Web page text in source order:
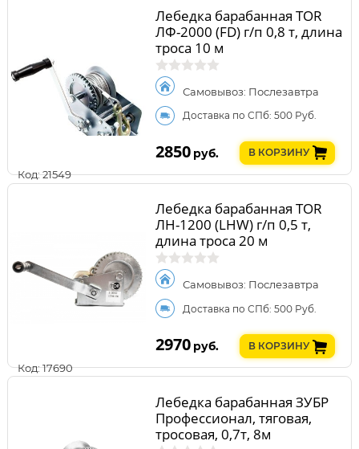
Код: 21549
Лебедка барабанная TOR
ЛФ-2000 (FD) г/п 0,8 т, длина
троса 10 м
Самовывоз: Послезавтра
Доставка по СПб: 500 Руб.
2850 руб. В КОРЗИНУ
Код: 17690
Лебедка барабанная TOR
ЛН-1200 (LHW) г/п 0,5 т,
длина троса 20 м
Самовывоз: Послезавтра
Доставка по СПб: 500 Руб.
2970 руб. В КОРЗИНУ
Лебедка барабанная ЗУБР
Профессионал, тяговая,
тросовая, 0,7т, 8м